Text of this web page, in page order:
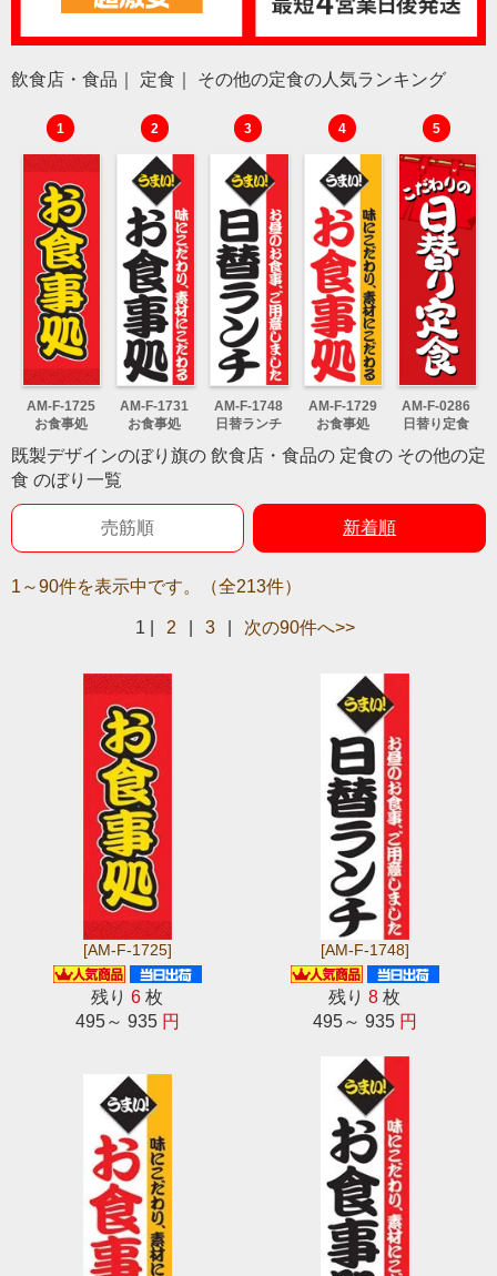
飲食店・食品｜ 定食｜ その他の定食の人気ランキング
1
AM-F-1725
お食事処
2
AM-F-1731
お食事処
3
AM-F-1748
日替ランチ
4
AM-F-1729
お食事処
5
AM-F-0286
日替り定食
既製デザインのぼり旗の 飲食店・食品の 定食の その他の定
食 のぼり一覧
売筋順 新着順
1～90件を表示中です。（全213件）
1 2 3 次の90件へ>>
[AM-F-1725]
残り6 枚
495～ 935 円
[AM-F-1748]
残り8 枚
495～ 935 円